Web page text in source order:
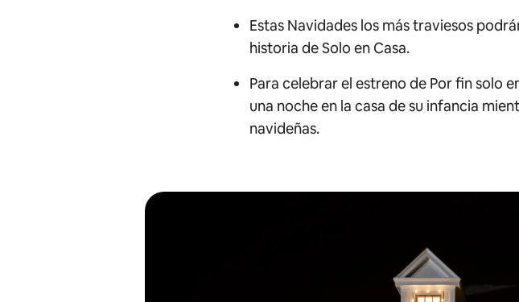
Estas Navidades los más traviesos
historia deSolo en Casa.
Para celebrar el estreno de Por fin solo
una noche en la casa de su infancia
navideñas.